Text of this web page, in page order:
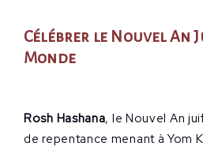
Célébrer le Nouvel An
Monde
Rosh Hashana, le Nouvel An
de repentance menant à Yom